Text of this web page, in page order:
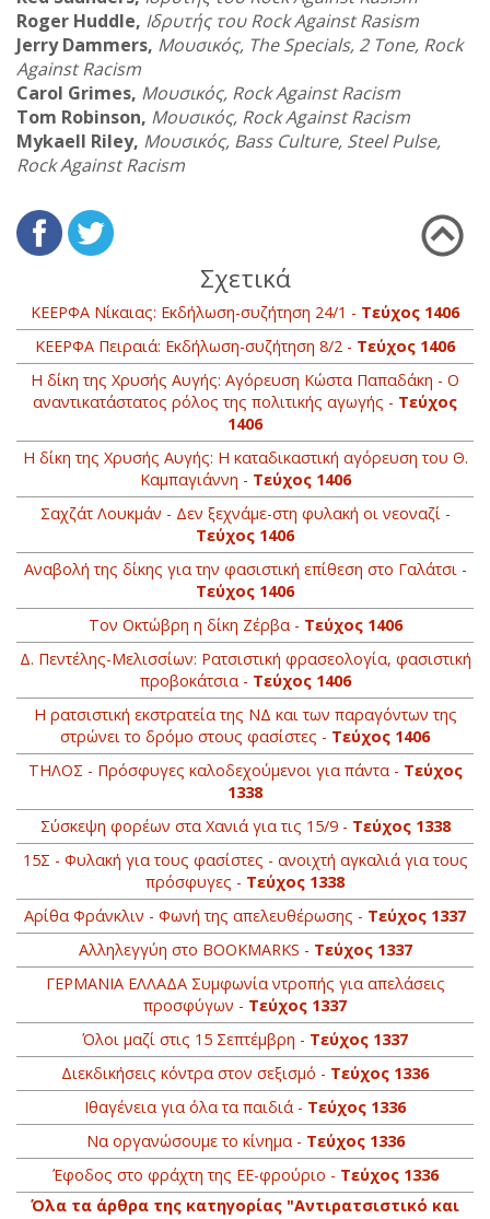
Roger Huddle, Ιδρυτής του Rock Against Rasism
Jerry Dammers, Μουσικός, The Specials, 2 Tone, Rock
Against Racism
Carol Grimes, Μουσικός, Rock Against Racism
Tom Robinson, Μουσικός, Rock Against Racism
Mykaell Riley, Μουσικός, Bass Culture, Steel Pulse,
Rock Against Racism
Σχετικά
ΚΕΕΡΦΑ Νίκαιας: Εκδήλωση-συζήτηση 24/1 - Τεύχος 1406
ΚΕΕΡΦΑ Πειραιά: Εκδήλωση-συζήτηση 8/2 - Τεύχος 1406
Η δίκη της Χρυσής Αυγής: Αγόρευση Κώστα Παπαδάκη - Ο
αναντικατάστατος ρόλος της πολιτικής αγωγής - Τεύχος
1406
Η δίκη της Χρυσής Αυγής: H καταδικαστική αγόρευση του Θ.
Καμπαγιάννη - Τεύχος 1406
Σαχζάτ Λουκμάν - Δεν ξεχνάμε-στη φυλακή οι νεοναζί -
Τεύχος 1406
Αναβολή της δίκης για την φασιστική επίθεση στο Γαλάτσι -
Τεύχος 1406
Τον Οκτώβρη η δίκη Ζέρβα - Τεύχος 1406
Δ. Πεντέλης-Μελισσίων: Ρατσιστική φρασεολογία, φασιστική
προβοκάτσια - Τεύχος 1406
Η ρατσιστική εκστρατεία της ΝΔ και των παραγόντων της
στρώνει το δρόμο στους φασίστες - Τεύχος 1406
ΤΗΛΟΣ - Πρόσφυγες καλοδεχούμενοι για πάντα - Τεύχος
1338
Σύσκεψη φορέων στα Χανιά για τις 15/9 - Τεύχος 1338
15Σ - Φυλακή για τους φασίστες - ανοιχτή αγκαλιά για τους
πρόσφυγες - Τεύχος 1338
Αρίθα Φράνκλιν - Φωνή της απελευθέρωσης - Τεύχος 1337
Αλληλεγγύη στο ΒOOKMARKS - Τεύχος 1337
ΓΕΡΜΑΝΙΑ ΕΛΛΑΔΑ Συμφωνία ντροπής για απελάσεις
προσφύγων - Τεύχος 1337
Όλοι μαζί στις 15 Σεπτέμβρη - Τεύχος 1337
Διεκδικήσεις κόντρα στον σεξισμό - Τεύχος 1336
Ιθαγένεια για όλα τα παιδιά - Τεύχος 1336
Να οργανώσουμε το κίνημα - Τεύχος 1336
Έφοδος στο φράχτη της ΕΕ-φρούριο - Τεύχος 1336
Όλα τα άρθρα της κατηγορίας "Αντιρατσιστικό και